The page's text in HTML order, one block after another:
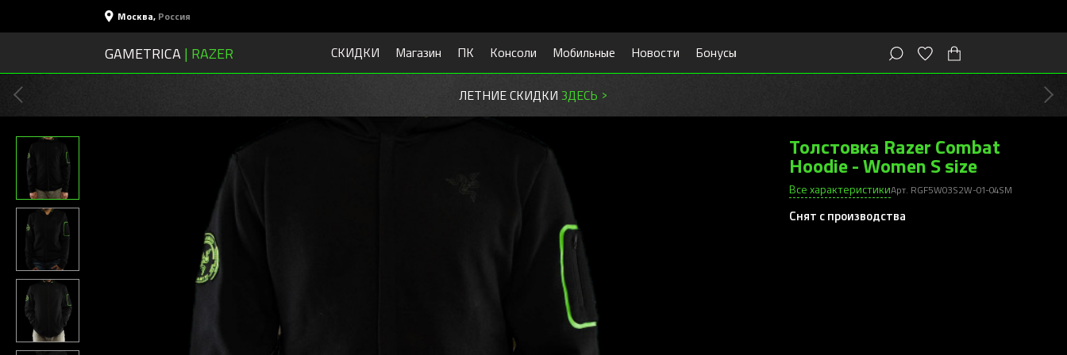
Москва, Россия
GAMETRICA | RAZER СКИДКИ Магазин ПК Консоли Мобильные Новости Бонусы
ЛЕТНИЕ СКИДКИ ЗДЕСЬ >
Толстовка Razer Combat
Hoodie - Women S size
Все характеристикиАрт. RGF5W03S2W-01-04SM
Снят с производства